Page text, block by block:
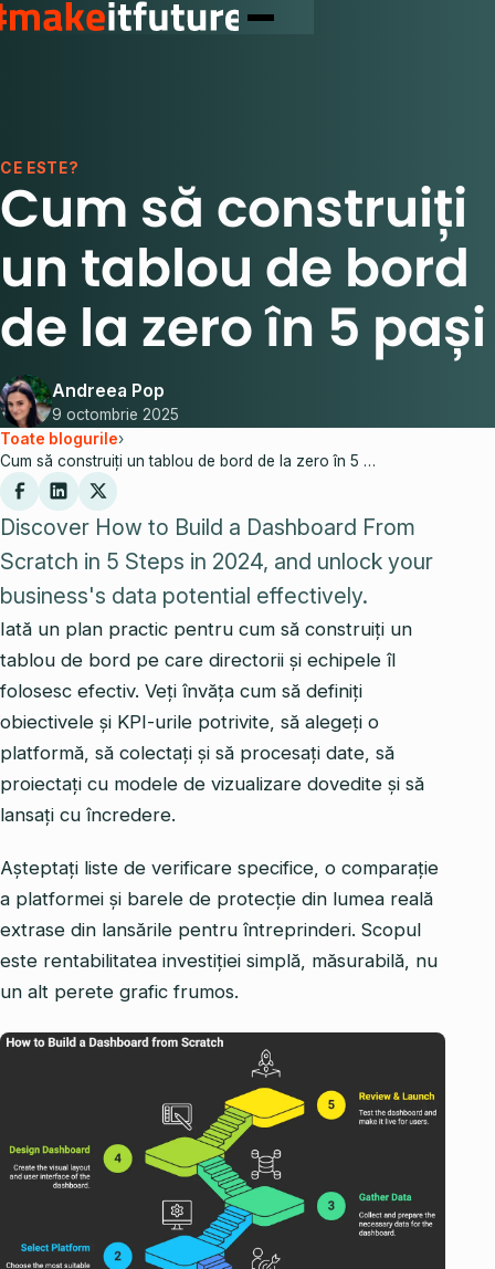
CE ESTE?
Cum să construiți
un tablou de bord
de la zero în 5 pași
Andreea Pop
9 octombrie 2025
Toate blogurile›
Cum să construiți un tablou de bord de la zero în 5 pași
Discover How to Build a Dashboard From
Scratch in 5 Steps in 2024, and unlock your
business's data potential effectively.
Iată un plan practic pentru cum să construiți un
tablou de bord pe care directorii și echipele îl
folosesc efectiv. Veți învăța cum să definiți
obiectivele și KPI-urile potrivite, să alegeți o
platformă, să colectați și să procesați date, să
proiectați cu modele de vizualizare dovedite și să
lansați cu încredere.
Așteptați liste de verificare specifice, o comparație
a platformei și barele de protecție din lumea reală
extrase din lansările pentru întreprinderi. Scopul
este rentabilitatea investiției simplă, măsurabilă, nu
un alt perete grafic frumos.